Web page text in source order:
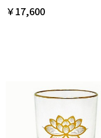
￥17,600